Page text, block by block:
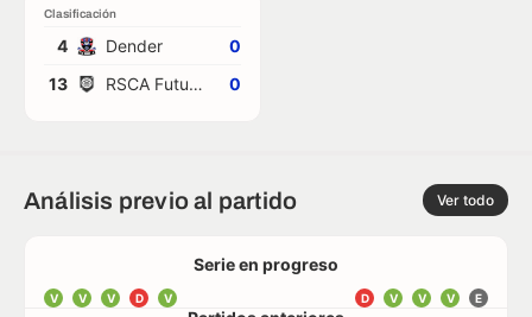
Clasificación
4 Dender
0
13
RSCA Futures 0
Análisis previo al partido Ver todo
Serie en progreso
V V V D V E
V
V
V
D